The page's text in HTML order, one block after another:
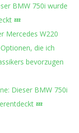
BMW 750i wurde
💤
Mercedes W220
die ich
bevorzugen
Dieser BMW 750i
💤